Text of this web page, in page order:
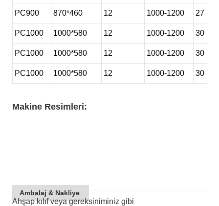
PC900 870*460 12 1000-1200 27
PC1000 1000*580 12 1000-1200 30
PC1000 1000*580 12 1000-1200 30
PC1000 1000*580 12 1000-1200 30
Makine Resimleri:
Ambalaj & Nakliye
Ahşap kılıf veya gereksiniminiz gibi